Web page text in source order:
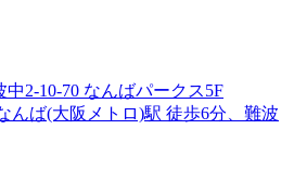
2-10-70 なんばパークス5F
んば(大阪メトロ)駅 徒歩6分、難波